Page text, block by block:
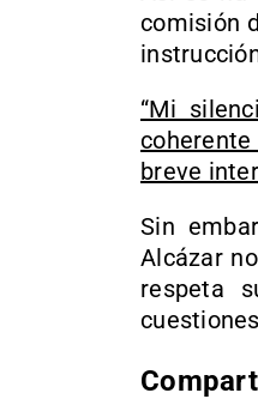
comisión
“Mi
breve
Sin
Alcázar
respeta